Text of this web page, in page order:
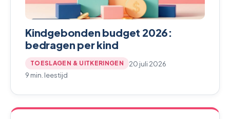
Kindgebonden budget 2026:
bedragen per kind
TOESLAGEN & UITKERINGEN
20 juli 2026
9 min. leestijd